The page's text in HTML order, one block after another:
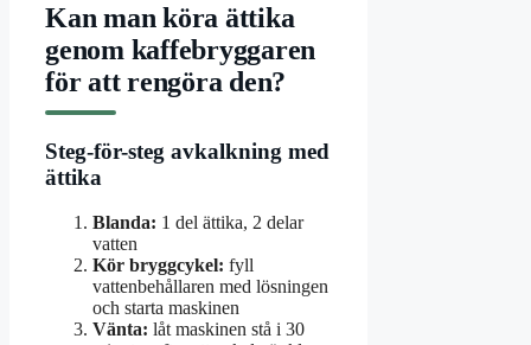
Kan man köra ättika
genom kaffebryggaren
för att rengöra den?
Steg-för-steg avkalkning med
ättika
Blanda: 1 del ättika, 2 delar
vatten
Kör bryggcykel: fyll
vattenbehållaren med lösningen
och starta maskinen
Vänta: låt maskinen stå i 30